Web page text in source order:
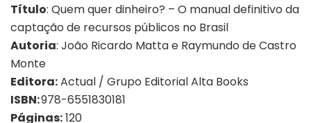
Título: Quem quer dinheiro? – O manual definitivo da
captação de recursos públicos no Brasil
Autoria: João Ricardo Matta e Raymundo de Castro
Monte
Editora:Actual / Grupo Editorial Alta Books
ISBN:978-6551830181
Páginas:120